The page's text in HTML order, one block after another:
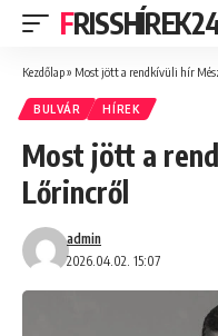
Kezdőlap» Most jött a rendkívüli hír
BULVÁR HÍREK
Most jött a
Lőrincről
2026.04.02. 15:07
admin